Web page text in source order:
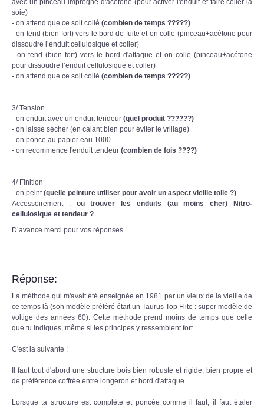
soie)
- on attend que ce soit collé (combien de temps ?????)
- on tend (bien fort) vers le bord de fuite et on colle (pinceau+acétone pour
dissoudre l’enduit cellulosique et coller)
- on tend (bien fort) vers le bord d'attaque et on colle (pinceau+acétone
pour dissoudre l’enduit cellulosique et coller)
- on attend que ce soit collé (combien de temps ?????)
3/ Tension
- on enduit avec un enduit tendeur (quel produit ??????)
- on laisse sécher (en calant bien pour éviter le vrillage)
- on ponce au papier eau 1000
- on recommence l'enduit tendeur (combien de fois ????)
4/ Finition
- on peint (quelle peinture utiliser pour avoir un aspect vieille toile ?)
Accessoirement : ou trouver les enduits (au moins cher) Nitro-
cellulosique et tendeur ?
D’avance merci pour vos réponses
Réponse:
La méthode qui m'avait été enseignée en 1981 par un vieux de la vieille de
ce temps là (son modèle préféré était un Taurus Top Flite : super modèle de
voltige des années 60). Cette méthode prend moins de temps que celle
que tu indiques, même si les principes y ressemblent fort.
C'est la suivante :
Il faut tout d'abord une structure bois bien robuste et rigide, bien propre et
de préférence coffrée entre longeron et bord d'attaque.
Lorsque ta structure est complète et poncée comme il faut, il faut étaler